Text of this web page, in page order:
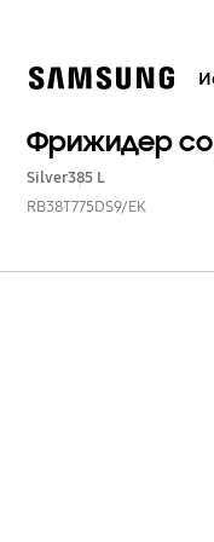
Фрижидер со
Silver385 L
RB38T775DS9/EK